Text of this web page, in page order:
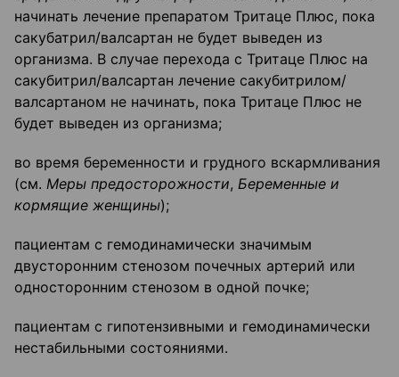
начинать лечение препаратом Тритаце Плюс, пока
сакубатрил/валсартан не будет выведен из
организма. В случае перехода с Тритаце Плюс на
сакубитрил/валсартан лечение сакубитрилом/
валсартаном не начинать, пока Тритаце Плюс не
будет выведен из организма;
во время беременности и грудного вскармливания
(см. Меры предосторожности, Беременные и
кормящие женщины);
пациентам с гемодинамически значимым
двусторонним стенозом почечных артерий или
односторонним стенозом в одной почке;
пациентам с гипотензивными и гемодинамически
нестабильными состояниями.